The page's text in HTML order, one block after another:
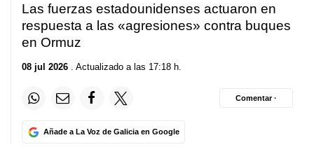
Las fuerzas estadounidenses actuaron en
respuesta a las «agresiones» contra buques
en Ormuz
08 jul 2026 . Actualizado a las 17:18 h.
Añade a La Voz de Galicia en Google
Comentar ·